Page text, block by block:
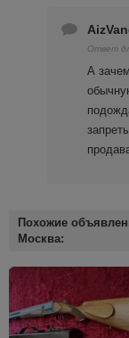
Ответ
А
Похожие
Москва: